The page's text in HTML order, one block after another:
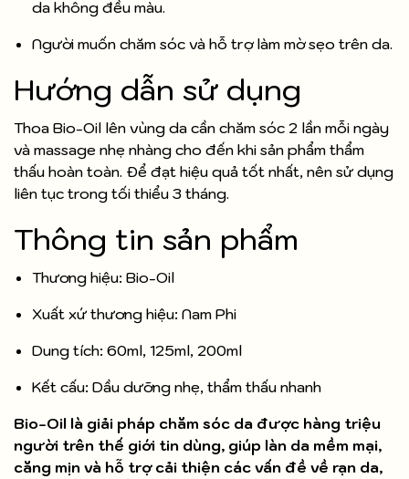
da không đều màu.
Người muốn chăm sóc và hỗ trợ làm mờ sẹo trên da.
Hướng dẫn sử dụng
Thoa Bio-Oil lên vùng da cần chăm sóc 2 lần mỗi ngày
và massage nhẹ nhàng cho đến khi sản phẩm thẩm
thấu hoàn toàn. Để đạt hiệu quả tốt nhất, nên sử dụng
liên tục trong tối thiểu 3 tháng.
Thông tin sản phẩm
Thương hiệu: Bio-Oil
Xuất xứ thương hiệu: Nam Phi
Dung tích: 60ml, 125ml, 200ml
Kết cấu: Dầu dưỡng nhẹ, thẩm thấu nhanh
Bio-Oil là giải pháp chăm sóc da được hàng triệu
người trên thế giới tin dùng, giúp làn da mềm mại,
căng mịn và hỗ trợ cải thiện các vấn đề về rạn da,